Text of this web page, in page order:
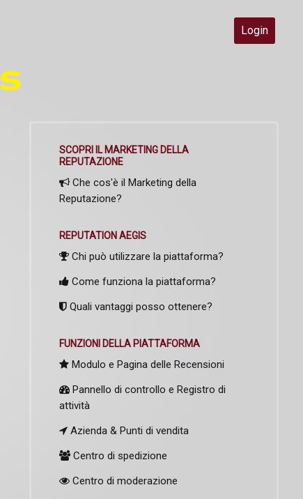
Login
SCOPRI IL MARKETING DELLA
REPUTAZIONE
Che cos'è il Marketing della
Reputazione?
REPUTATION AEGIS
Chi può utilizzare la piattaforma?
Come funziona la piattaforma?
Quali vantaggi posso ottenere?
FUNZIONI DELLA PIATTAFORMA
Modulo e Pagina delle Recensioni
Pannello di controllo e Registro di
attività
Azienda & Punti di vendita
Centro di spedizione
Centro di moderazione